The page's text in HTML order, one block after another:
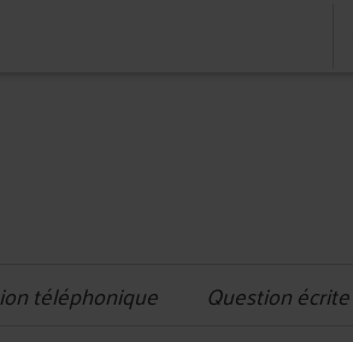
téléphonique Question écrite